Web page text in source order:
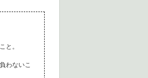
と。
わないこ